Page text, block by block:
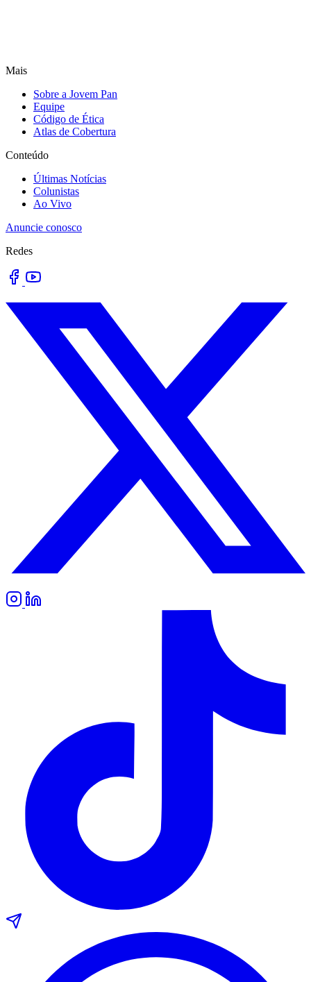
Mais
Sobre a Jovem Pan
Equipe
Código de Ética
Atlas de Cobertura
Conteúdo
Últimas Notícias
Colunistas
Ao Vivo
Anuncie conosco
Redes